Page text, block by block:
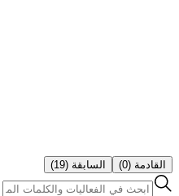
القادمة (0) السابقة (19)